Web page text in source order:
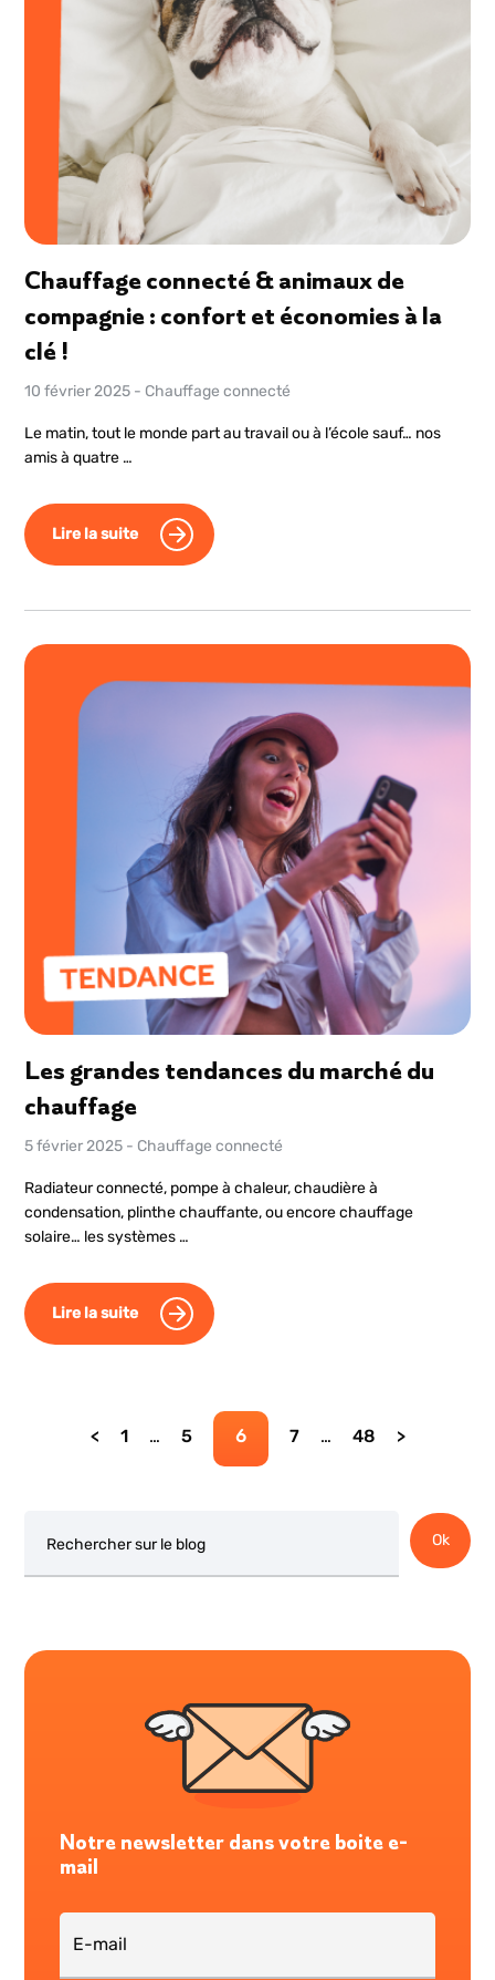
Chauffage connecté & animaux de
compagnie : confort et économies à la
clé !
10 février 2025 - Chauffage connecté
Le matin, tout le monde part au travail ou à l’école sauf… nos
amis à quatre …
Lire la suite
Les grandes tendances du marché du
chauffage
5 février 2025 - Chauffage connecté
Radiateur connecté, pompe à chaleur, chaudière à
condensation, plinthe chauffante, ou encore chauffage
solaire… les systèmes …
Lire la suite
1 …
Page
5 Page
6 7 … 48
Ok
Notre newsletter dans votre boite e-
mail